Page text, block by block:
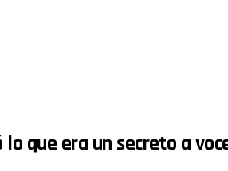
que era un secreto a